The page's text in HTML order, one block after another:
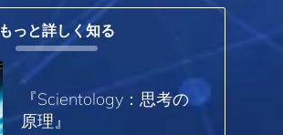
もっと詳しく知る
『Scientology：思考の
原理』